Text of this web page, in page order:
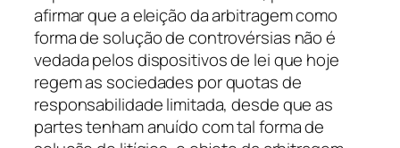
afirmar que a eleição da arbitragem como
forma de solução de controvérsias não é
vedada pelos dispositivos de lei que hoje
regem as sociedades por quotas de
responsabilidade limitada, desde que as
partes tenham anuído com tal forma de